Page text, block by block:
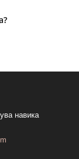
навика